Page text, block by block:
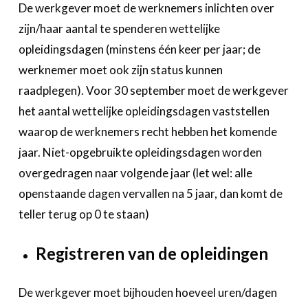
De werkgever moet de werknemers inlichten over
zijn/haar aantal te spenderen wettelijke
opleidingsdagen (minstens één keer per jaar; de
werknemer moet ook zijn status kunnen
raadplegen). Voor 30 september moet de werkgever
het aantal wettelijke opleidingsdagen vaststellen
waarop de werknemers recht hebben het komende
jaar. Niet-opgebruikte opleidingsdagen worden
overgedragen naar volgende jaar (let wel: alle
openstaande dagen vervallen na 5 jaar, dan komt de
teller terug op 0 te staan)
Registreren van de opleidingen
De werkgever moet bijhouden hoeveel uren/dagen